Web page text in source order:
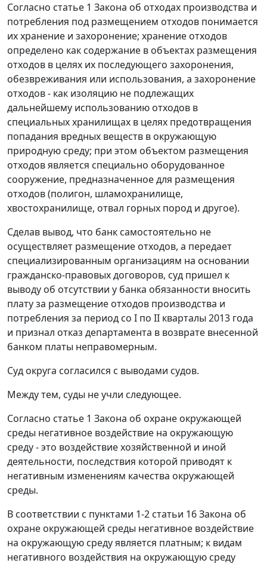
Согласно статье 1 Закона об отходах производства и
потребления под размещением отходов понимается
их хранение и захоронение; хранение отходов
определено как содержание в объектах размещения
отходов в целях их последующего захоронения,
обезвреживания или использования, а захоронение
отходов - как изоляцию не подлежащих
дальнейшему использованию отходов в
специальных хранилищах в целях предотвращения
попадания вредных веществ в окружающую
природную среду; при этом объектом размещения
отходов является специально оборудованное
сооружение, предназначенное для размещения
отходов (полигон, шламохранилище,
хвостохранилище, отвал горных пород и другое).
Сделав вывод, что банк самостоятельно не
осуществляет размещение отходов, а передает
специализированным организациям на основании
гражданско-правовых договоров, суд пришел к
выводу об отсутствии у банка обязанности вносить
плату за размещение отходов производства и
потребления за период со I по II кварталы 2013 года
и признал отказ департамента в возврате внесенной
банком платы неправомерным.
Суд округа согласился с выводами судов.
Между тем, суды не учли следующее.
Согласно статье 1 Закона об охране окружающей
среды негативное воздействие на окружающую
среду - это воздействие хозяйственной и иной
деятельности, последствия которой приводят к
негативным изменениям качества окружающей
среды.
В соответствии с пунктами 1-2 статьи 16 Закона об
охране окружающей среды негативное воздействие
на окружающую среду является платным; к видам
негативного воздействия на окружающую среду